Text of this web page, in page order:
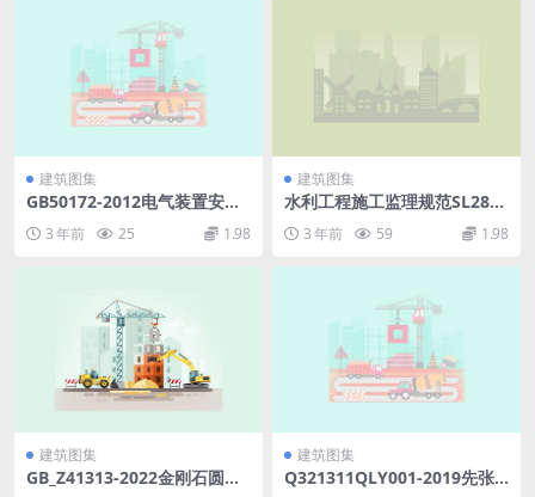
建筑图集
GB50172-2012电气装置安装
工程蓄电池施工及验收规范.p
df 3 年前 25 1.98
建筑图集
水利工程施工监理规范SL288-
3 年前 59 1.98
建筑图集
GB_Z41313-2022金刚石圆锯
建筑图集
Q321311QLY001-2019先张